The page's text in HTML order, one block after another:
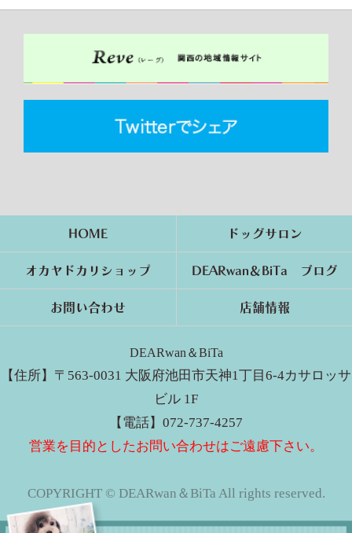
HOME ドッグサロン
オカヤドカリショップ DEARwan＆BiTa ブログ
お問い合わせ 店舗情報
DEARwan＆BiTa
【住所】〒563-0031 大阪府池田市天神1丁目6-4カサロッサ
ビル 1F
【電話】072-737-4257
営業を目的としたお問い合わせはご遠慮下さい。
COPYRIGHT © DEARwan＆BiTa All rights reserved.